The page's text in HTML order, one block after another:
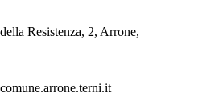
Resistenza, 2, Arrone,